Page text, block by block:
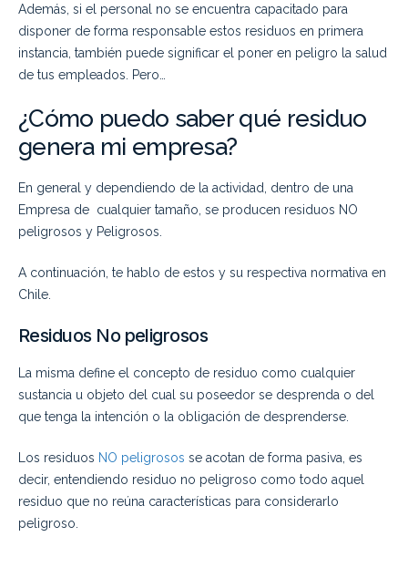
Además, si el personal no se encuentra capacitado para
disponer de forma responsable estos residuos en primera
instancia, también puede significar el poner en peligro la salud
de tus empleados. Pero…
¿Cómo puedo saber qué residuo
genera mi empresa?
En general y dependiendo de la actividad, dentro de una
Empresa de cualquier tamaño, se producen residuos NO
peligrosos y Peligrosos.
A continuación, te hablo de estos y su respectiva normativa en
Chile.
Residuos No peligrosos
La misma define el concepto de residuo como cualquier
sustancia u objeto del cual su poseedor se desprenda o del
que tenga la intención o la obligación de desprenderse.
Los residuos NO peligrosos se acotan de forma pasiva, es
decir, entendiendo residuo no peligroso como todo aquel
residuo que no reúna características para considerarlo
peligroso.